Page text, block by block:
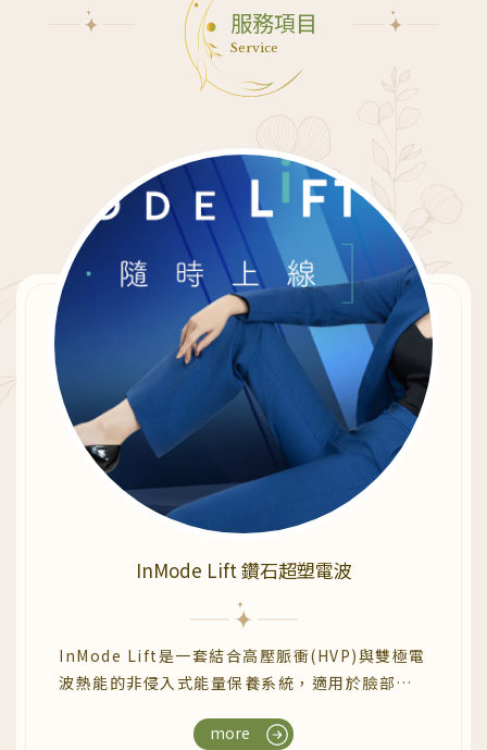
服務項目
Service
InMode Lift 鑽石超塑電波
InMode Lift是一套結合高壓脈衝(HVP)與雙極電
波熱能的非侵入式能量保養系統，適用於臉部下
線，為肌膚帶來細緻、平滑的視覺印象。
more